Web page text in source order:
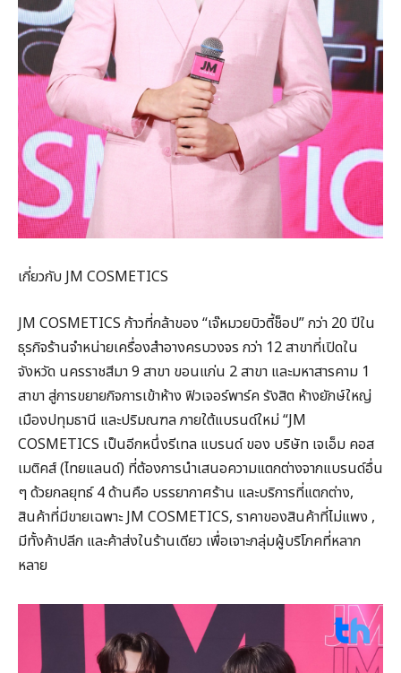
เกี่ยวกับ JM COSMETICS
JM COSMETICS ก้าวที่กล้าของ “เจ๊หมวยบิวตี้ช็อป” กว่า 20 ปีใน
ธุรกิจร้านจำหน่ายเครื่องสำอางครบวงจร กว่า 12 สาขาที่เปิดใน
จังหวัด นครราชสีมา 9 สาขา ขอนแก่น 2 สาขา และมหาสารคาม 1
สาขา สู่การขยายกิจการเข้าห้าง ฟิวเจอร์พาร์ค รังสิต ห้างยักษ์ใหญ่
เมืองปทุมธานี และปริมณฑล ภายใต้แบรนด์ใหม่ “JM
COSMETICS เป็นอีกหนึ่งรีเทล แบรนด์ ของ บริษัท เจเอ็ม คอส
เมติคส์ (ไทยแลนด์) ที่ต้องการนำเสนอความแตกต่างจากแบรนด์อื่น
ๆ ด้วยกลยุทธ์ 4 ด้านคือ บรรยากาศร้าน และบริการที่แตกต่าง,
สินค้าที่มีขายเฉพาะ JM COSMETICS, ราคาของสินค้าที่ไม่แพง ,
มีทั้งค้าปลีก และค้าส่งในร้านเดียว เพื่อเจาะกลุ่มผู้บริโภคที่หลาก
หลาย